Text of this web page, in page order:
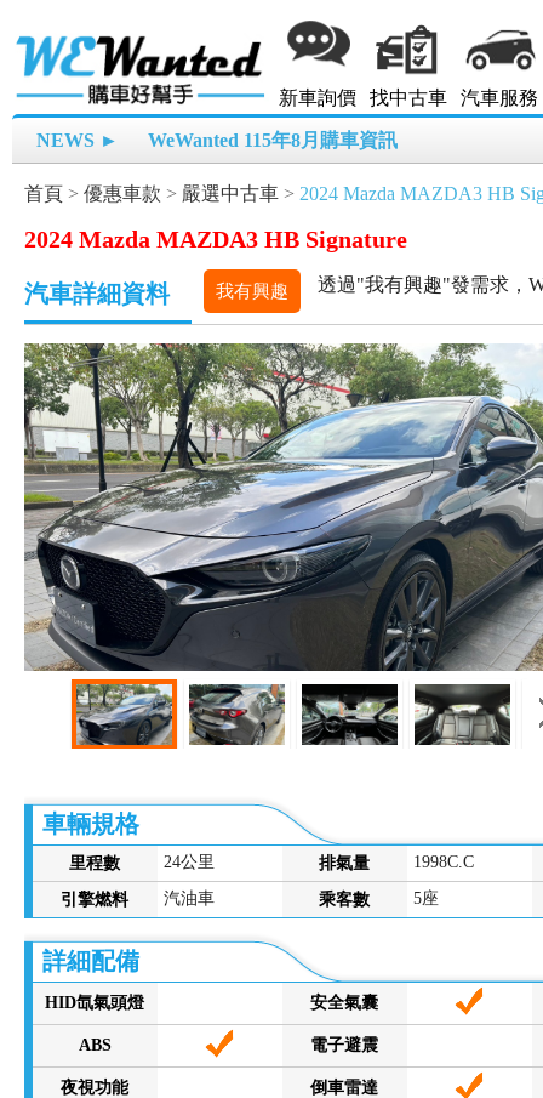
新車詢價 找中古車 汽車服務
NEWS ► WeWanted 115年8月購車資訊
首頁 > 優惠車款 > 嚴選中古車 > 2024 Mazda MAZDA3 HB
2024 Mazda MAZDA3 HB Signature
汽車詳細資料 我有興趣 透過"我有興趣"發需求，
車輛規格
里程數 24公里 排氣量 1998C.C
引擎燃料 汽油車 乘客數 5座
詳細配備
HID氙氣頭燈 安全氣囊
ABS 電子避震
夜視功能 倒車雷達